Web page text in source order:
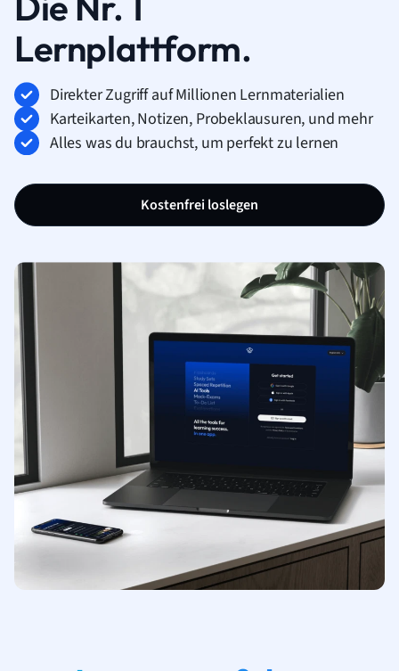
Lernplattform.
Direkter Zugriff auf Millionen Lernmaterialien
Karteikarten, Notizen, Probeklausuren, und mehr
Alles was du brauchst, um perfekt zu lernen
Kostenfrei loslegen